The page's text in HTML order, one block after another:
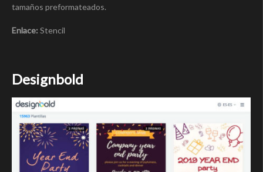
tamaños preformateados.
Enlace: Stencil
Designbold